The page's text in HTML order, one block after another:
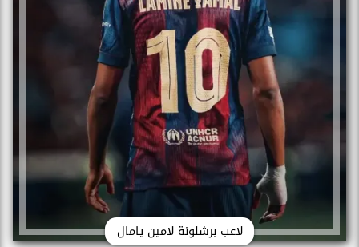
لاعب برشلونة لامين يامال